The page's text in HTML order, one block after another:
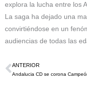
explora la lucha entre los
La saga ha dejado una
convirtiéndose en un
audiencias de todas las
Ant
ANTERIOR